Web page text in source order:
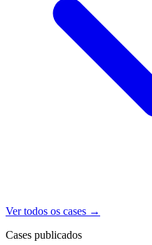
Ver todos os cases →
Cases publicados